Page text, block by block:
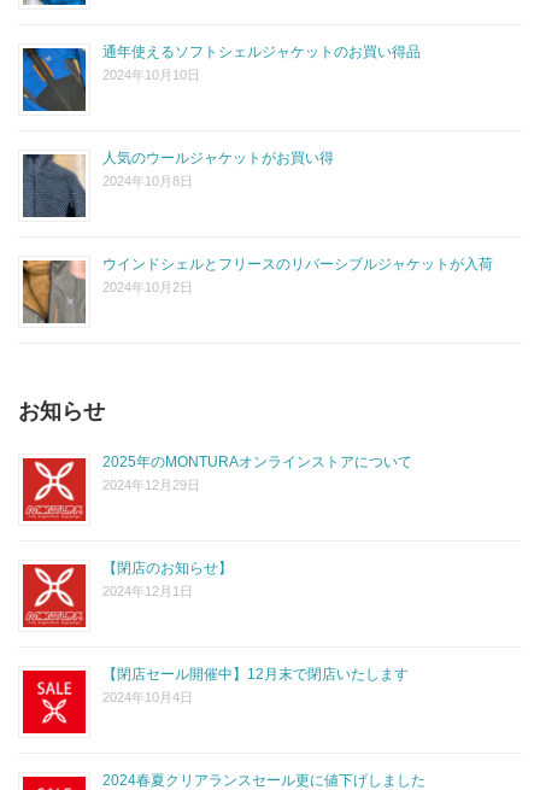
通年使えるソフトシェルジャケットのお買い得品
2024年10月10日
人気のウールジャケットがお買い得
2024年10月8日
ウインドシェルとフリースのリバーシブルジャケットが入荷
2024年10月2日
お知らせ
2025年のMONTURAオンラインストアについて
2024年12月29日
【閉店のお知らせ】
2024年12月1日
【閉店セール開催中】12月末で閉店いたします
2024年10月4日
2024春夏クリアランスセール更に値下げしました